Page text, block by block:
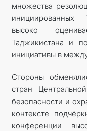
множества
инициированных
высоко
Таджикистана и
инициативы в
Стороны
стран
безопасности и
контексте
конференции